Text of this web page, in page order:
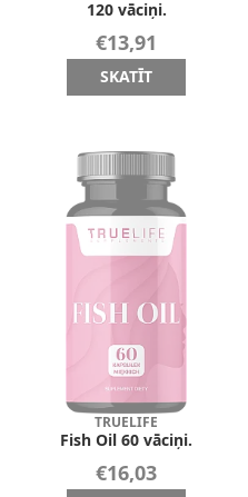
120 vāciņi.
€13,91
SKATĪT
TRUELIFE
Fish Oil 60 vāciņi.
€16,03